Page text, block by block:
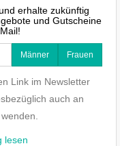
erhalte zukünftig
und Gutscheine
Männer Frauen
Link im Newsletter
auch an
lesen